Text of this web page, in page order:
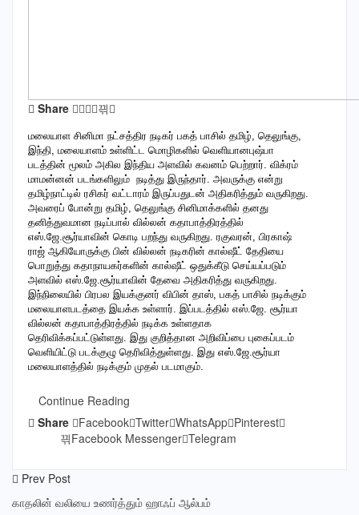
Share
மலையாள சினிமா நட்சத்திர நடிகர் பகத் பாசில் தமிழ், தெலுங்கு,
இந்தி, மலையாளம் உள்ளிட்ட மொழிகளில் வெளியானபுஷ்பா
படத்தின் மூலம் அகில இந்திய அளவில் கவனம் பெற்றார். விக்ரம்
மாமன்னன் படங்களிலும் நடித்து இருந்தார். அவருக்கு என்று
தமிழ்நாட்டில் ரசிகர் வட்டாரம் இருப்பதுடன் அதிகரித்தும் வருகிறது.
அவரைப் போன்று தமிழ், தெலுங்கு சினிமாக்களில் தனது
தனித்துவமான நடிப்பால் வில்லன் கதாபாத்திரத்தில்
எஸ்.ஜே.சூர்யாவின் கொடி பறந்து வருகிறது. ரகுவரன், பிரகாஷ்
ராஜ் ஆகியோருக்கு பின் வில்லன் நடிகரின் கால்ஷீட் தேதியை
பொறுத்து கதாநாயகர்களின் கால்ஷீட் ஒதுக்கீடு செய்யப்படும்
அளவில் எஸ்.ஜே.சூர்யாவின் தேவை அதிகரித்து வருகிறது.
இந்நிலையில் பிரபல இயக்குனர் விபின் தாஸ், பகத் பாசில் நடிக்கும்
மலையாளபடத்தை இயக்க உள்ளார். இப்படத்தில் எஸ்.ஜே. சூர்யா
வில்லன் கதாபாத்திரத்தில் நடிக்க உள்ளதாக
தெரிவிக்கப்பட்டுள்ளது. இது குறித்தான அறிவிப்பை புகைப்படம்
வெளியிட்டு படக்குழு தெரிவித்துள்ளது. இது எஸ்.ஜே.சூர்யா
மலையாளத்தில் நடிக்கும் முதல் படமாகும்.
Continue Reading
Share
Facebook Twitter WhatsApp Pinterest
Facebook Messenger Telegram
Prev Post
காதலின் வலியை உணர்த்தும் ஹாஃப் ஆல்பம்